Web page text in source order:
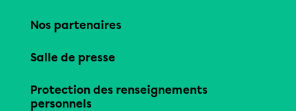
Nos partenaires
Salle de presse
Protection des renseignements
personnels